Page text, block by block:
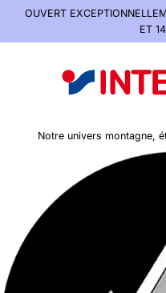
OUVERT
ET
Notre univers montagne,